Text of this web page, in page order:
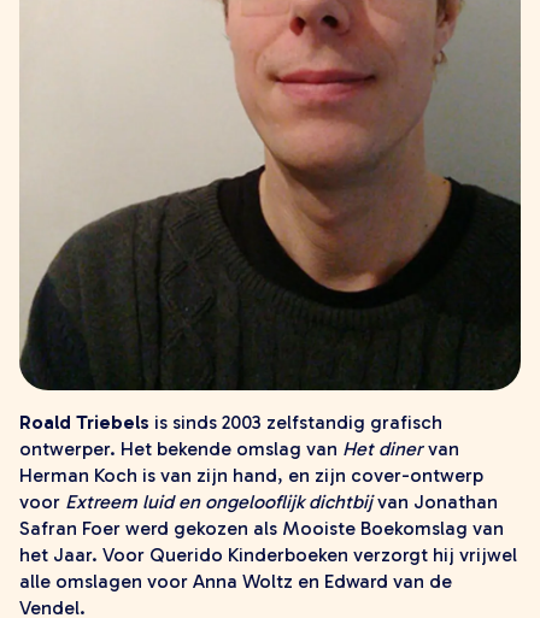
young adult
volwassenen
lees meer onzin
verwacht
extra
leesmeeronzin.nl
kleinepandaboeken.nl
defantastischebus.nl
makers
vertalers
ontwerpers
contact
zoeken
Roald Triebels is sinds 2003 zelfstandig grafisch
ontwerper. Het bekende omslag van Het dinervan
Herman Koch is van zijn hand, en zijn cover-ontwerp
voor Extreem luid en ongelooflijk dichtbijvan Jonathan
Safran Foer werd gekozen als Mooiste Boekomslag van
het Jaar. Voor Querido Kinderboeken verzorgt hij vrijwel
alle omslagen voor Anna Woltz en Edward van de
Vendel.